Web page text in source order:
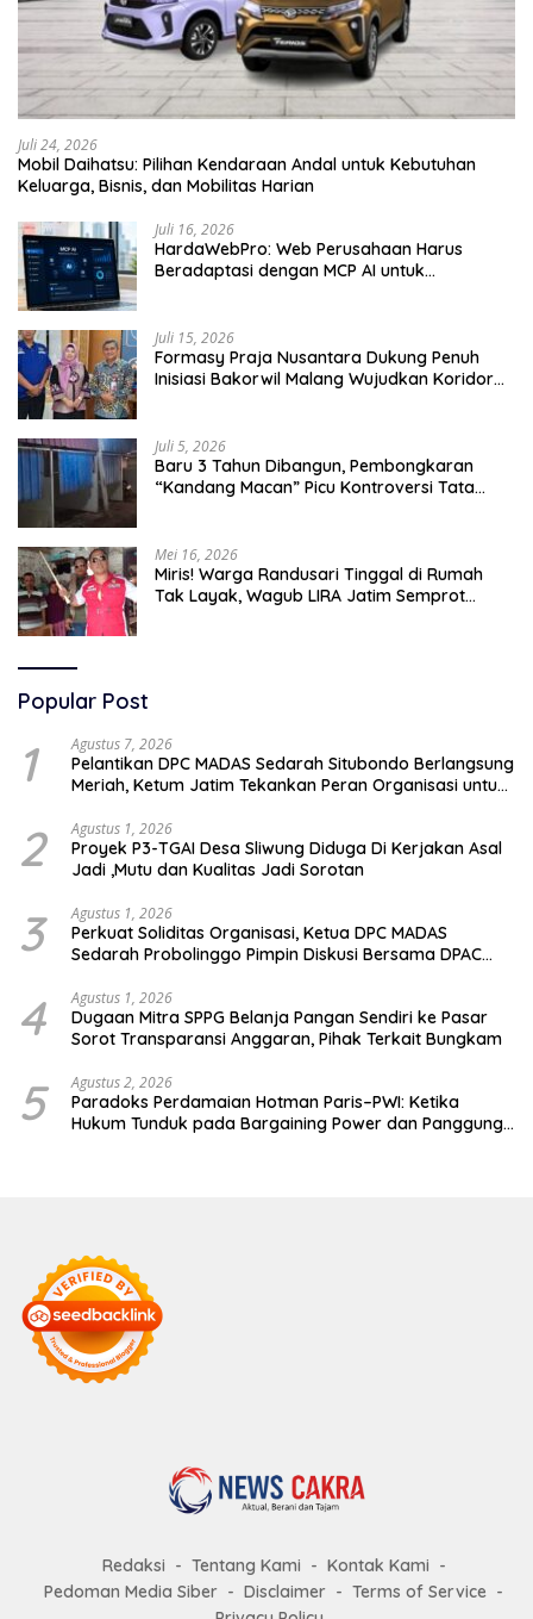
Juli 24, 2026
Mobil Daihatsu: Pilihan Kendaraan Andal untuk Kebutuhan
Keluarga, Bisnis, dan Mobilitas Harian
Juli 16, 2026
HardaWebPro: Web Perusahaan Harus
Beradaptasi dengan MCP AI untuk
Juli 15, 2026
Formasy Praja Nusantara Dukung Penuh
Inisiasi Bakorwil Malang Wujudkan Koridor
Juli 5, 2026
Baru 3 Tahun Dibangun, Pembongkaran
“Kandang Macan” Picu Kontroversi Tata
Mei 16, 2026
Miris! Warga Randusari Tinggal di Rumah
Tak Layak, Wagub LIRA Jatim Semprot
Popular Post
1 Agustus 7, 2026
Pelantikan DPC MADAS Sedarah Situbondo Berlangsung
Meriah, Ketum Jatim Tekankan Peran Organisasi untuk
2 Agustus 1, 2026
Proyek P3-TGAI Desa Sliwung Diduga Di Kerjakan Asal
Jadi ,Mutu dan Kualitas Jadi Sorotan
3 Agustus 1, 2026
Perkuat Soliditas Organisasi, Ketua DPC MADAS
Sedarah Probolinggo Pimpin Diskusi Bersama DPAC
4 Agustus 1, 2026
Dugaan Mitra SPPG Belanja Pangan Sendiri ke Pasar
Sorot Transparansi Anggaran, Pihak Terkait Bungkam
5 Agustus 2, 2026
Paradoks Perdamaian Hotman Paris–PWI: Ketika
Hukum Tunduk pada Bargaining Power dan Panggung
Redaksi Tentang Kami
Kontak Kami
Pedoman Media Siber
Disclaimer
Terms of Service